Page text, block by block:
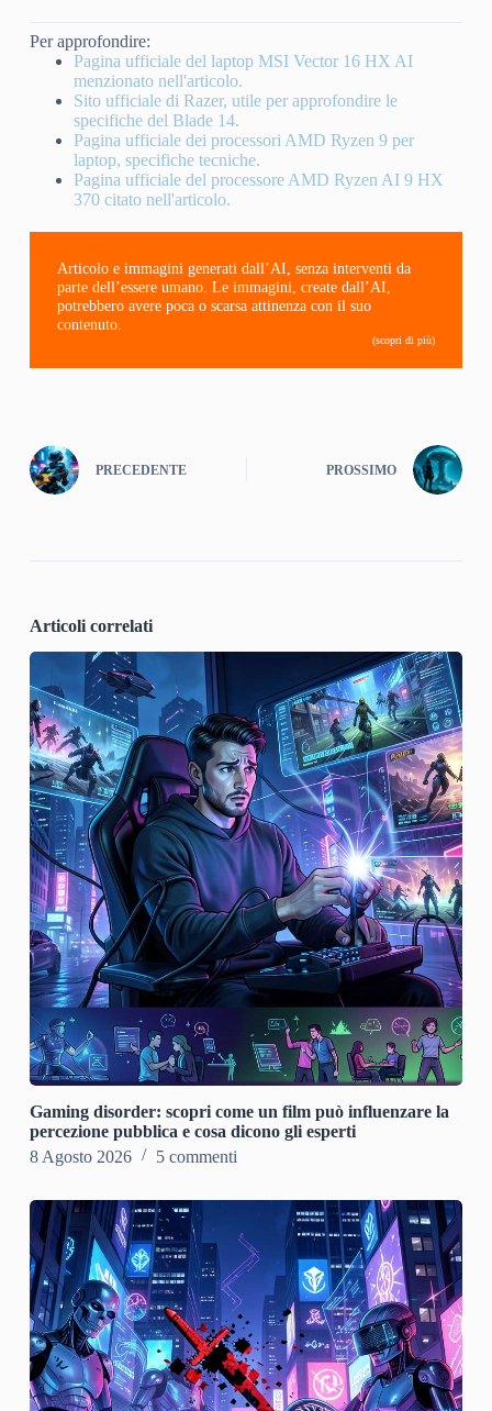
Per approfondire:
Pagina ufficiale del laptop MSI Vector 16 HX AI
menzionato nell'articolo.
Sito ufficiale di Razer, utile per approfondire le
specifiche del Blade 14.
Pagina ufficiale dei processori AMD Ryzen 9 per
laptop, specifiche tecniche.
Pagina ufficiale del processore AMD Ryzen AI 9 HX
370 citato nell'articolo.
Articolo e immagini generati dall’AI, senza interventi da
parte dell’essere umano. Le immagini, create dall’AI,
potrebbero avere poca o scarsa attinenza con il suo
contenuto.
(scopri di più)
PRECEDENTE PROSSIMO
Articoli correlati
Gaming disorder: scopri come un film può influenzare la
percezione pubblica e cosa dicono gli esperti
8 Agosto 2026
5 commenti